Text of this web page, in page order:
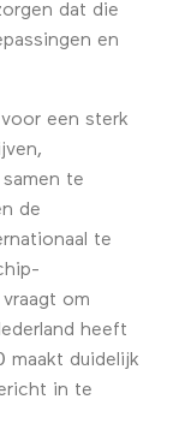
dat die
en
een sterk
te
de
te
om
heeft
maakt duidelijk
in te